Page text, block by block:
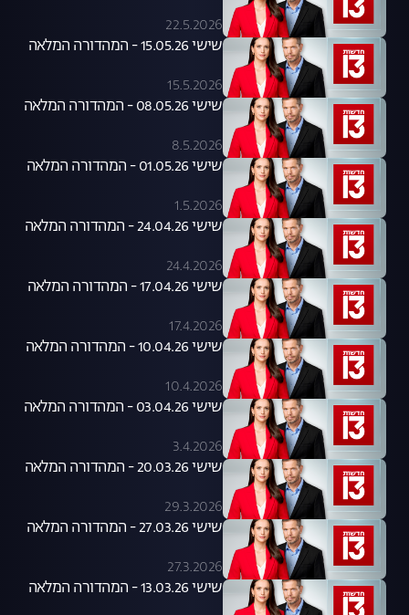
22.5.2026
שישי 15.05.26 - המהדורה המלאה
15.5.2026
שישי 08.05.26 - המהדורה המלאה
8.5.2026
שישי 01.05.26 - המהדורה המלאה
1.5.2026
שישי 24.04.26 - המהדורה המלאה
24.4.2026
שישי 17.04.26 - המהדורה המלאה
17.4.2026
שישי 10.04.26 - המהדורה המלאה
10.4.2026
שישי 03.04.26 - המהדורה המלאה
3.4.2026
שישי 20.03.26 - המהדורה המלאה
29.3.2026
שישי 27.03.26 - המהדורה המלאה
27.3.2026
שישי 13.03.26 - המהדורה המלאה